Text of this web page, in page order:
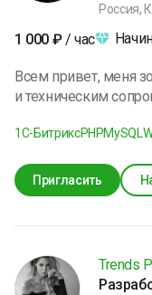
Россия,
1 000 ₽ / час
Всем привет, меня зовут Никита.
и техническим
сопровождения
таких как: ASPRO,
1C-БитриксPHPMySQL
Пригласить
Trends